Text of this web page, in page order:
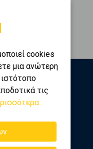
cookies
μια ανώτερη
ιστότοπο
τις
Home για νέα
της αγοράς